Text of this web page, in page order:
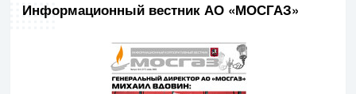
Информационный вестник АО «МОСГАЗ»